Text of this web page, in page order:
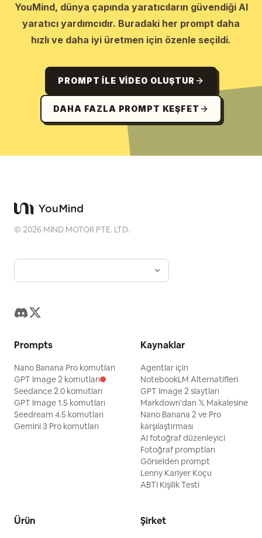
YouMind, dünya çapında yaratıcıların güvendiği AI
yaratıcı yardımcıdır. Buradaki her prompt daha
hızlı ve daha iyi üretmen için özenle seçildi.
PROMPT ILE VIDEO OLUŞTUR
DAHA FAZLA PROMPT KEŞFET
©2026 MIND MOTOR PTE. LTD.
Prompts
Nano Banana Pro komutları
GPT Image 2 komutları
Seedance 2.0 komutları
GPT Image 1.5 komutları
Seedream 4.5 komutları
Gemini 3 Pro komutları
Kaynaklar
Agentlar için
NotebookLM Alternatifleri
GPT Image 2 slaytları
Markdown'dan 𝕏 Makalesine
Nano Banana 2 ve Pro
karşılaştırması
AI fotoğraf düzenleyici
Fotoğraf promptları
Görselden prompt
Lenny Kariyer Koçu
ABTI Kişilik Testi
Ürün Şirket